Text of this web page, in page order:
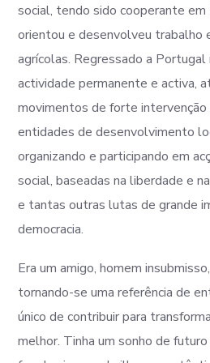
social, tendo sido cooperante em
orientou e desenvolveu trabalho
agrícolas. Regressado a Portugal
actividade permanente e activa,
movimentos de forte intervenção
entidades de desenvolvimento
organizando e participando em
social, baseadas na liberdade e
e tantas outras lutas de grande
democracia.
Era um amigo, homem
tornando-se uma referência de
único de contribuir para
melhor. Tinha um sonho de